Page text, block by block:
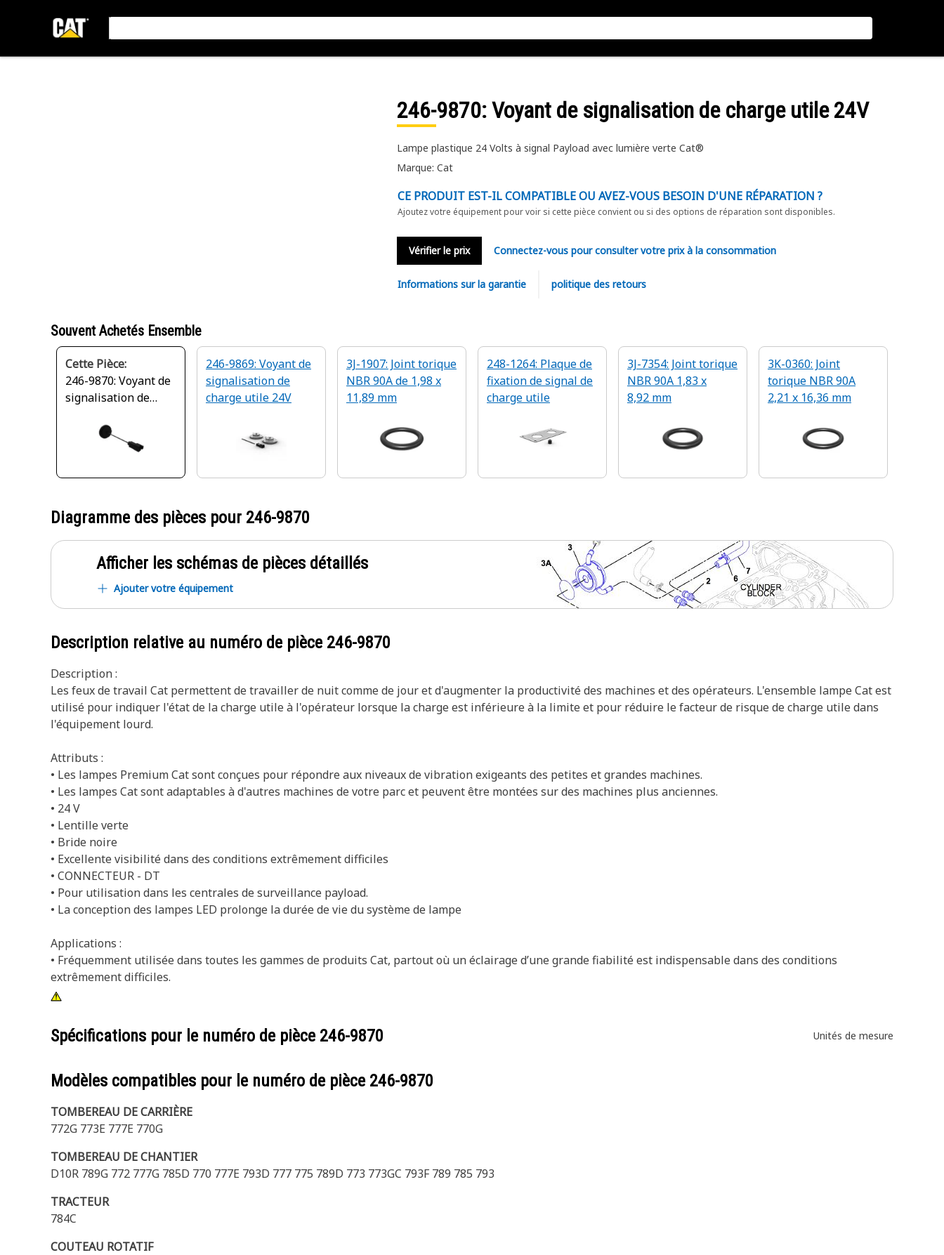
246-9870: Voyant de signalisation de charge utile 24V
Lampe plastique 24 Volts à signal Payload avec lumière verte Cat®
Marque: Cat
CE PRODUIT EST-IL COMPATIBLE OU AVEZ-VOUS BESOIN D'UNE RÉPARATION ?
Ajoutez votre équipement pour voir si cette pièce convient ou si des options de réparation sont disponibles.
Vérifier le prix Connectez-vous pour consulter votre prix à la consommation
Informations sur la garantie politique des retours
Souvent Achetés Ensemble
Cette Pièce:
246-9870: Voyant de
signalisation de
246-9869: Voyant de
signalisation de
charge utile 24V
3J-1907: Joint torique
NBR 90A de 1,98 x
11,89 mm
248-1264: Plaque de
fixation de signal de
charge utile
3J-7354: Joint torique
NBR 90A 1,83 x
8,92 mm
3K-0360: Joint
torique NBR 90A
2,21 x 16,36 mm
Diagramme des pièces pour 246-9870
Afficher les schémas de pièces détaillés
Ajouter votre équipement
Description relative au numéro de pièce 246-9870
Description :
Les feux de travail Cat permettent de travailler de nuit comme de jour et d'augmenter la productivité des machines et des opérateurs. L'ensemble lampe Cat est
utilisé pour indiquer l'état de la charge utile à l'opérateur lorsque la charge est inférieure à la limite et pour réduire le facteur de risque de charge utile dans
l'équipement lourd.
Attributs :
• Les lampes Premium Cat sont conçues pour répondre aux niveaux de vibration exigeants des petites et grandes machines.
• Les lampes Cat sont adaptables à d'autres machines de votre parc et peuvent être montées sur des machines plus anciennes.
• 24 V
• Lentille verte
• Bride noire
• Excellente visibilité dans des conditions extrêmement difficiles
• CONNECTEUR - DT
• Pour utilisation dans les centrales de surveillance payload.
• La conception des lampes LED prolonge la durée de vie du système de lampe
Applications :
• Fréquemment utilisée dans toutes les gammes de produits Cat, partout où un éclairage d’une grande fiabilité est indispensable dans des conditions
extrêmement difficiles.
Spécifications pour le numéro de pièce 246-9870 Unités de mesure
Modèles compatibles pour le numéro de pièce 246-9870
TOMBEREAU DE CARRIÈRE
772G 773E 777E 770G
TOMBEREAU DE CHANTIER
D10R 789G 772 777G 785D 770 777E 793D 777 775 789D 773 773GC 793F 789 785 793
TRACTEUR
784C
COUTEAU ROTATIF